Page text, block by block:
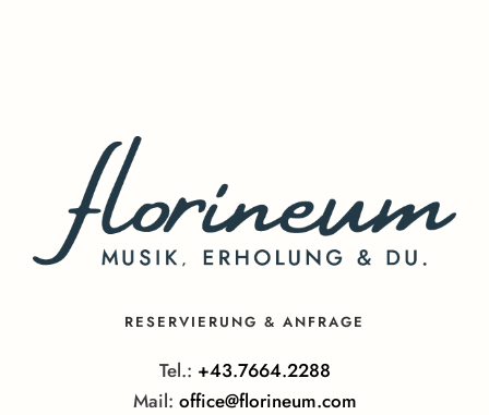
RESERVIERUNG & ANFRAGE
Tel.: +43.7664.2288
Mail: office@florineum.com